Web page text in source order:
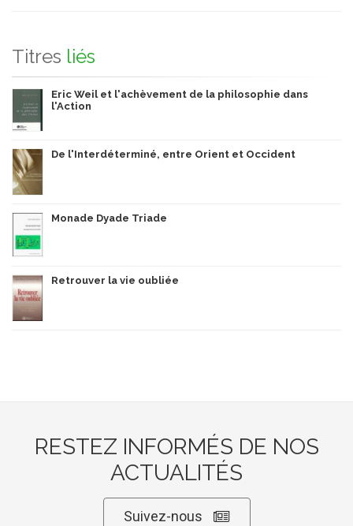
Titres liés
Eric Weil et l'achèvement de la philosophie dans
l'Action
De l'Interdéterminé, entre Orient et Occident
Monade Dyade Triade
Retrouver la vie oubliée
RESTEZ INFORMÉS DE NOS
ACTUALITÉS
Suivez-nous